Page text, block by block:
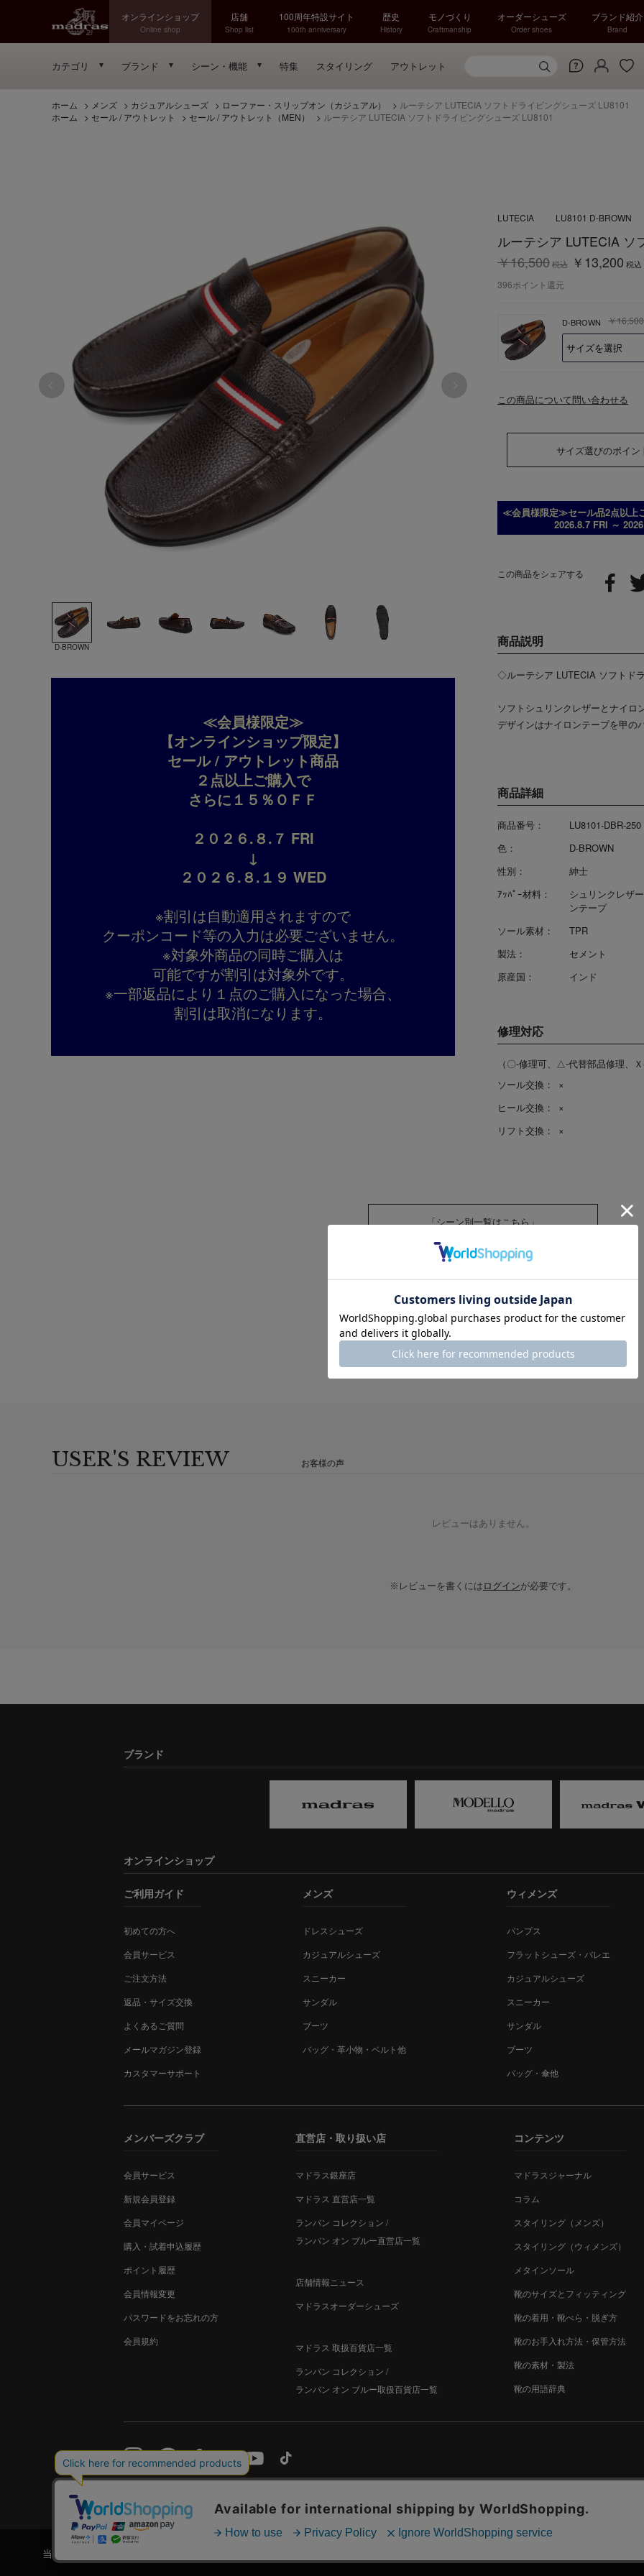
オンラインショップ
Online shop
店舗
Shop list
100周年特設サイト
100th anniversary
歴史
History
モノづくり
Craftmanship
オーダーシューズ
Order shoes
ブランド紹介
Brand
カテゴリ ブランド シーン・機能 特集 スタイリング アウトレット
ホーム > メンズ > カジュアルシューズ > ローファー・スリップオン（カジュアル） > ルーテシア LUTECIA ソフトドライビングシューズ LU8101
ホーム
> セール / アウトレット > セール / アウトレット（MEN） > ルーテシア LUTECIA ソフトドライビングシューズ LU8101
D-BROWN
≪会員様限定≫
【オンラインショップ限定】
セール / アウトレット商品
２点以上ご購入で
さらに１５％ＯＦＦ
２０２６.８.７ FRI
↓
２０２６.８.１９ WED
※割引は自動適用されますので
クーポンコード等の入力は必要ございません。
※対象外商品の同時ご購入は
可能ですが割引は対象外です。
※一部返品により１点のご購入になった場合、
割引は取消になります。
この商品をシェアする
ルーテシア LUTECIA ソ
￥13,200 税込
￥16,500税込
商品詳細
商品番号：
LU8101-DBR-250
色：
D-BROWN
性別：
紳士
ｱｯﾊﾟｰ材料：
シュリンクレザ
ンテープ
ソール素材：
TPR
製法：
セメント
原産国：
インド
修理対応
（〇-修理可、△-代替部品修理、
ソール交換：
×
ヒール交換：
×
リフト交換：
×
D-BROWN ￥16,500
LUTECIA LU8101 D-BROWN
396ポイント還元
商品説明
◇ルーテシア LUTECIA ソフトド
ソフトシュリンクレザーとナイロ
デザインはナイロンテープを甲の
この商品について問い合わせる
サイズ選びのポイン
≪会員様限定≫セール品2点以上
2026.8.7 FRI ～
「シーン別一覧はこちら」
USER'S REVIEW お客様の声
レビューはありません。
※レビューを書くには ログインが必要です。
ブランド
オンラインショップ
ご利用ガイド
初めての方へ
会員サービス
ご注文方法
返品・サイズ交換
よくあるご質問
メールマガジン登録
カスタマーサポート
メンズ
ドレスシューズ
カジュアルシューズ
スニーカー
サンダル
ブーツ
バッグ・革小物・ベルト他
ウィメンズ
パンプス
フラットシューズ・バレエ
カジュアルシューズ
スニーカー
サンダル
ブーツ
バッグ・傘他
メンバーズクラブ
会員サービス
新規会員登録
会員マイページ
購入・試着申込履歴
ポイント履歴
会員情報変更
パスワードをお忘れの方
会員規約
直営店・取り扱い店
マドラス銀座店
マドラス 直営店一覧
ランバン コレクション /
ランバン オン ブルー直営店一覧
店舗情報ニュース
マドラスオーダーシューズ
マドラス 取扱百貨店一覧
ランバン コレクション /
ランバン オン ブルー取扱百貨店一覧
コンテンツ
マドラスジャーナル
コラム
スタイリング（メンズ）
スタイリング（ウィメンズ）
メタインソール
靴のサイズとフィッティング
靴の着用・靴べら・脱ぎ方
靴のお手入れ方法・保管方法
靴の素材・製法
靴の用語辞典
© Madras Inc. All rights reserved.
当ウェブサイトは利便性、品質維持・向上を目的にCookieを使用しております。詳細は